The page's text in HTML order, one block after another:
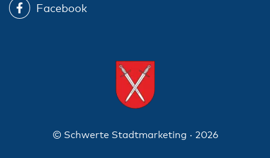
Facebook
© Schwerte Stadtmarketing · 2026